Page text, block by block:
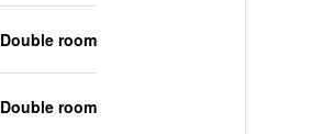
Double room، نوع السرير غير معروف
Double room، نوع السرير غير معروف